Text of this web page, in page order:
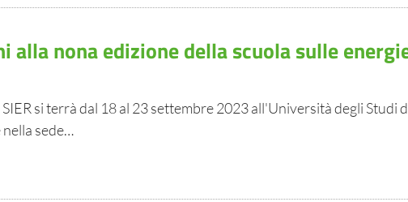
alla nona edizione della scuola sulle
si terrà dal 18 al 23 settembre 2023 all'Università degli Studi
nella sede…